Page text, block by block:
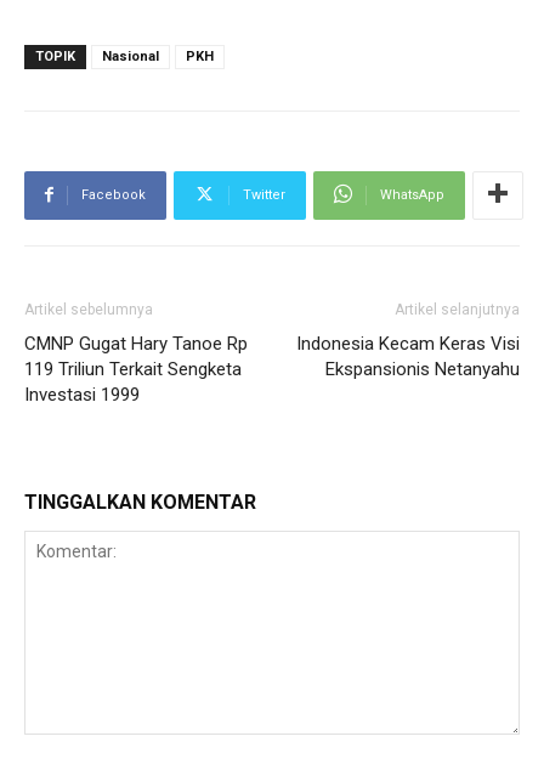
TOPIK Nasional PKH
Facebook Twitter WhatsApp
Artikel sebelumnya
CMNP Gugat Hary Tanoe Rp
119 Triliun Terkait Sengketa
Investasi 1999
Artikel selanjutnya
Indonesia Kecam Keras Visi
Ekspansionis Netanyahu
TINGGALKAN KOMENTAR